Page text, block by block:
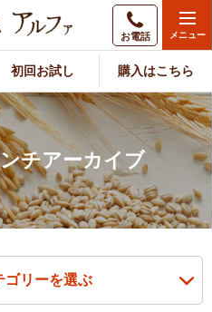
お電話
初回お試し 購入はこちら
チアーカイブ
ゴリーを選ぶ